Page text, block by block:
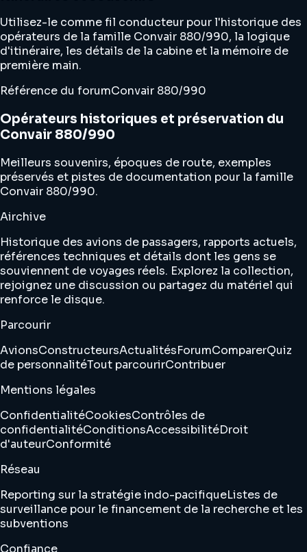
Utilisez-le comme fil conducteur pour l'historique des
opérateurs de la famille Convair 880/990, la logique
d'itinéraire, les détails de la cabine et la mémoire de
première main.
Référence du forumConvair 880/990
Opérateurs historiques et préservation du
Convair 880/990
Meilleurs souvenirs, époques de route, exemples
préservés et pistes de documentation pour la famille
Convair 880/990.
Airchive
Historique des avions de passagers, rapports actuels,
références techniques et détails dont les gens se
souviennent de voyages réels. Explorez la collection,
rejoignez une discussion ou partagez du matériel qui
renforce le disque.
Parcourir
AvionsConstructeursActualitésForumComparerQuiz
de personnalitéTout parcourirContribuer
Mentions légales
ConfidentialitéCookiesContrôles de
confidentialitéConditionsAccessibilitéDroit
d'auteurConformité
Réseau
Reporting sur la stratégie indo-pacifiqueListes de
surveillance pour le financement de la recherche et les
subventions
Confiance